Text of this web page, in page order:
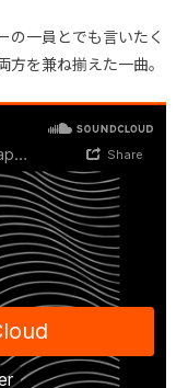
の一員とでも言いたく
を兼ね揃えた一曲。